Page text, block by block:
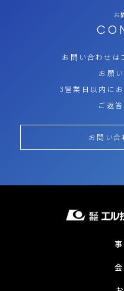
お
お問い合わせは
お願い
3営業日以内に
ご返答
お問い合